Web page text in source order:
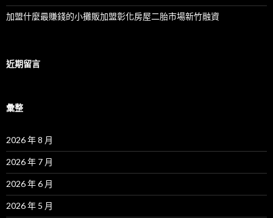
加盟什麼最賺錢的小攤販加盟彰化房屋二胎市場新竹融資
近期留言
彙整
2026 年 8 月
2026 年 7 月
2026 年 6 月
2026 年 5 月